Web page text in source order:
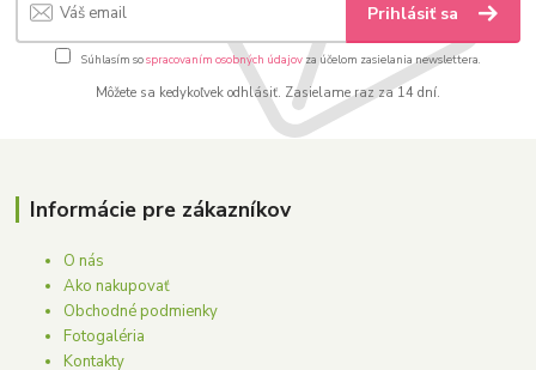
Prihlásiť sa
Súhlasím sospracovaním osobných údajov za účelom zasielania newslettera.
Môžete sa kedykoľvek odhlásiť. Zasielame raz za 14 dní.
Informácie pre zákazníkov
O nás
Ako nakupovať
Obchodné podmienky
Fotogaléria
Kontakty